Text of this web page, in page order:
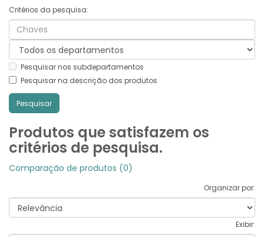
Critérios da pesquisa:
Pesquisar nos subdepartamentos
Pesquisar na descrição dos produtos
Produtos que satisfazem os
critérios de pesquisa.
Comparação de produtos (0)
Organizar por:
Exibir: